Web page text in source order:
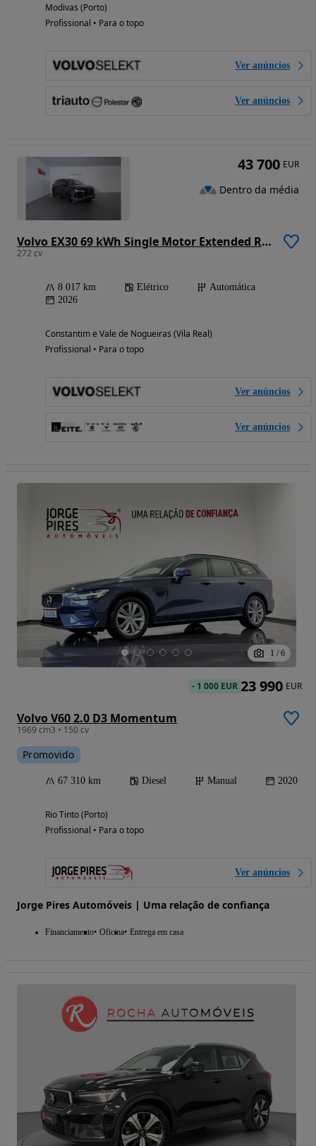
Modivas (Porto)
Profissional • Para o topo
Ver anúncios
Ver anúncios
Volvo EX30 69 kWh Single Motor Extended Range Black Edition
272 cv
8 017 km Elétrico
Automática
2026
Constantim e Vale de Nogueiras (Vila Real)
Profissional • Para o topo
Ver anúncios
Ver anúncios
43 700 EUR
Dentro da média
1 / 6
Volvo V60 2.0 D3 Momentum
1969 cm3 • 150 cv
Promovido
67 310 km Diesel Manual 2020
Rio Tinto (Porto)
Profissional • Para o topo
Ver anúncios
Jorge Pires Automóveis | Uma relação de confiança
Financiamento Oficina Entrega em casa
- 1 000 EUR 23 990 EUR